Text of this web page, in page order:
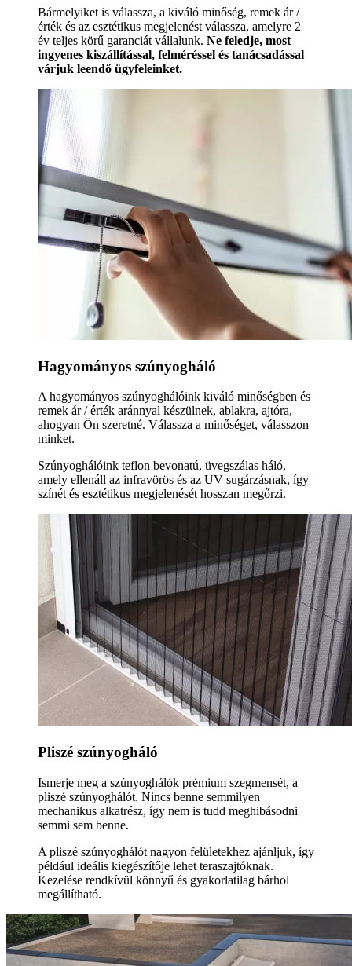
Bármelyiket is válassza, a kiváló minőség, remek ár /
érték és az esztétikus megjelenést válassza, amelyre 2
év teljes körű garanciát vállalunk. Ne feledje, most
ingyenes kiszállítással, felméréssel és tanácsadással
várjuk leendő ügyfeleinket.
Hagyományos szúnyogháló
A hagyományos szúnyoghálóink kiváló minőségben és
remek ár / érték aránnyal készülnek, ablakra, ajtóra,
ahogyan Ön szeretné. Válassza a minőséget, válasszon
minket.
Szúnyoghálóink teflon bevonatú, üvegszálas háló,
amely ellenáll az infravörös és az UV sugárzásnak, így
színét és esztétikus megjelenését hosszan megőrzi.
Pliszé szúnyogháló
Ismerje meg a szúnyoghálók prémium szegmensét, a
pliszé szúnyoghálót. Nincs benne semmilyen
mechanikus alkatrész, így nem is tudd meghibásodni
semmi sem benne.
A pliszé szúnyoghálót nagyon felületekhez ajánljuk, így
például ideális kiegészítője lehet teraszajtóknak.
Kezelése rendkívül könnyű és gyakorlatilag bárhol
megállítható.